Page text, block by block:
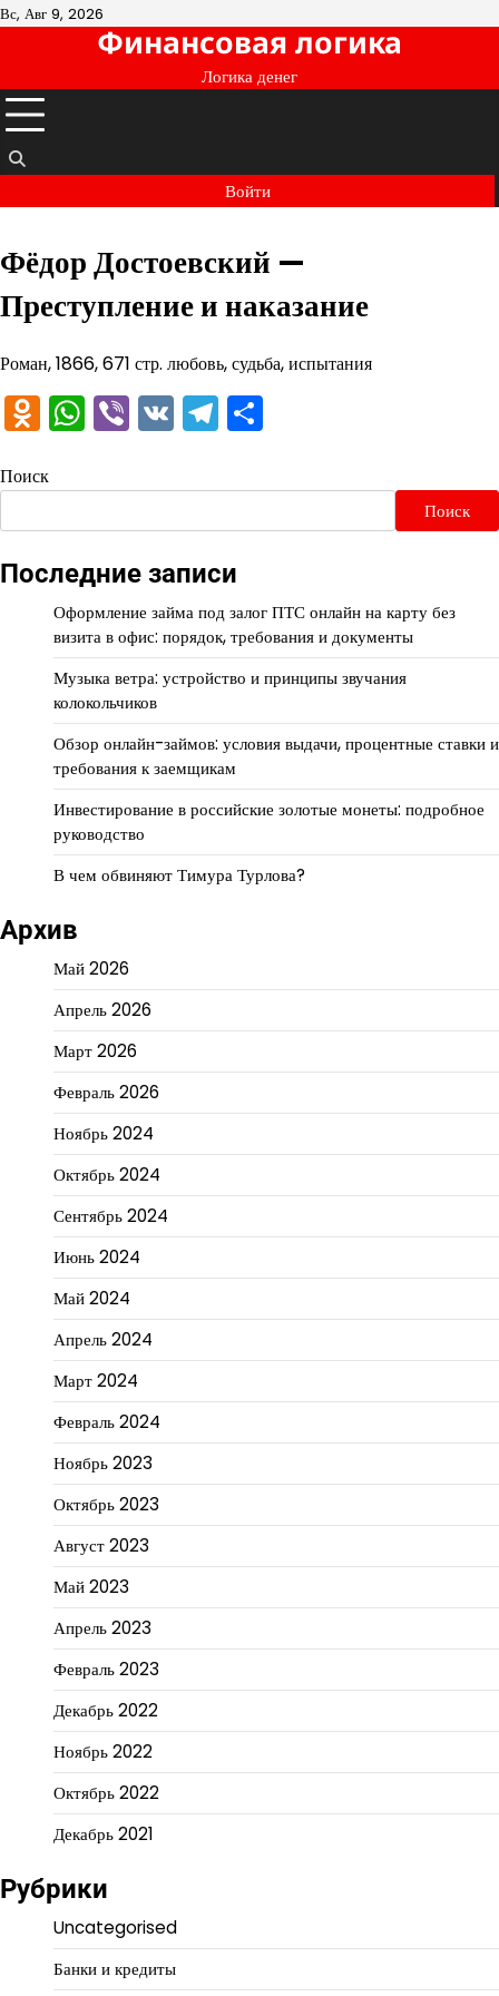
Перейти
Вс, Авг 9, 2026
Финансовая логика
Логика денег
Войти
Фёдор Достоевский —
Преступление и наказание
Роман, 1866, 671 стр. любовь, судьба, испытания
Odnoklassniki
WhatsApp
Viber
VKTelegram
Поиск
Поиск
Последние записи
Оформление займа под залог ПТС онлайн на карту без
визита в офис: порядок, требования и документы
Музыка ветра: устройство и принципы звучания
колокольчиков
Обзор онлайн-займов: условия выдачи, процентные ставки и
требования к заемщикам
Инвестирование в российские золотые монеты: подробное
руководство
В чем обвиняют Тимура Турлова?
Архив
Май 2026
Апрель 2026
Март 2026
Февраль 2026
Ноябрь 2024
Октябрь 2024
Сентябрь 2024
Июнь 2024
Май 2024
Апрель 2024
Март 2024
Февраль 2024
Ноябрь 2023
Октябрь 2023
Август 2023
Май 2023
Апрель 2023
Февраль 2023
Декабрь 2022
Ноябрь 2022
Октябрь 2022
Декабрь 2021
Рубрики
Uncategorised
Банки и кредиты